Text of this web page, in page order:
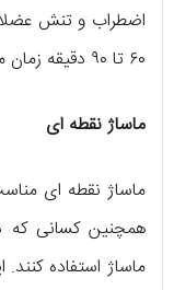
اضطراب و تنش
۶۰ تا ۹۰ دقیقه زمان می برد.
ماساژ نقطه ای
ماساژ نقطه ای
همچنین کسانی که
ماساژ استفاده کنند.